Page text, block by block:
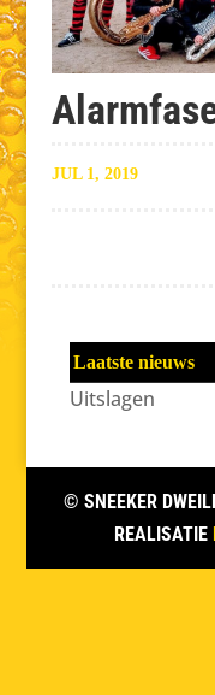
JUL 1, 2019
Laatste nieuws
Uitslagen
© SNEEKER
REALISATIE